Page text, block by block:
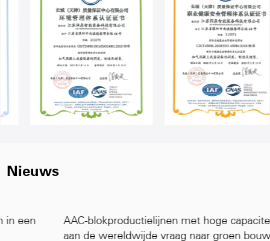
Nieuws
AAC-blokproductielijnen met hoge capaciteit: voldoen
aan de wereldwijde vraag naar groen bouwen